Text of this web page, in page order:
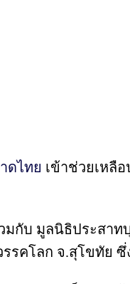
ดไทย เข้าช่วยเหลื
มกับ มูลนิธิประส
รคโลก จ.สุโขทัย